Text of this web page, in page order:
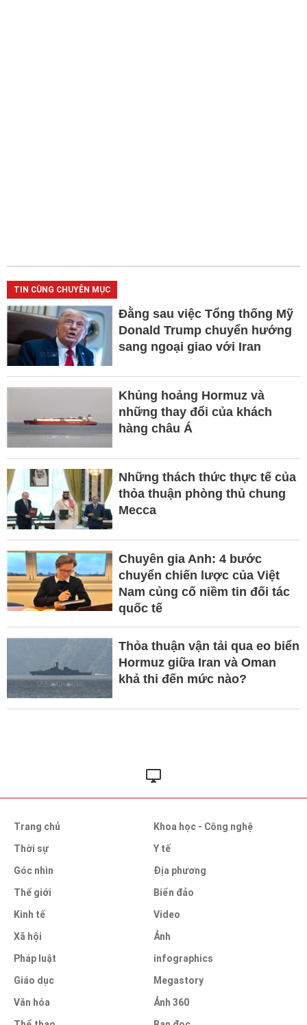
TIN CÙNG CHUYÊN MỤC
Đằng sau việc Tổng thống Mỹ
Donald Trump chuyển hướng
sang ngoại giao với Iran
Khủng hoảng Hormuz và
những thay đổi của khách
hàng châu Á
Những thách thức thực tế của
thỏa thuận phòng thủ chung
Mecca
Chuyên gia Anh: 4 bước
chuyển chiến lược của Việt
Nam củng cố niềm tin đối tác
quốc tế
Thỏa thuận vận tải qua eo biển
Hormuz giữa Iran và Oman
khả thi đến mức nào?
Trang chủ
Thời sự
Góc nhìn
Thế giới
Kinh tế
Xã hội
Pháp luật
Giáo dục
Văn hóa
Khoa học - Công nghệ
Y tế
Địa phương
Biển đảo
Video
Ảnh
infographics
Megastory
Ảnh 360